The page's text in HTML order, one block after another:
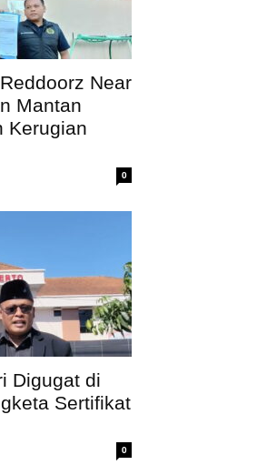
Near
Mantan
Kerugian
0
Digugat di
Sertifikat
0